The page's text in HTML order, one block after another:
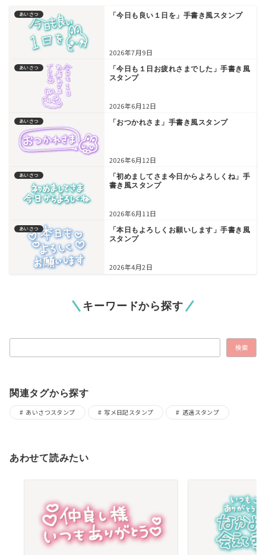
あいさつ 「今日も良い１日を」手書き風スタンプ
2026年7月9日
あいさつ
「今日も１日お疲れさまでした」手書き風
スタンプ
2026年6月12日
あいさつ 「おつかれさま」手書き風スタンプ
2026年6月12日
あいさつ
「初めましてさま今日からよろしくね」手
書き風スタンプ
2026年6月11日
あいさつ
「本日もよろしくお願いします」手書き風
スタンプ
2026年4月2日
キーワードから探す
検索 検索
関連タグから探す
あいさつスタンプ 写メ日記スタンプ 透過スタンプ
あわせて読みたい